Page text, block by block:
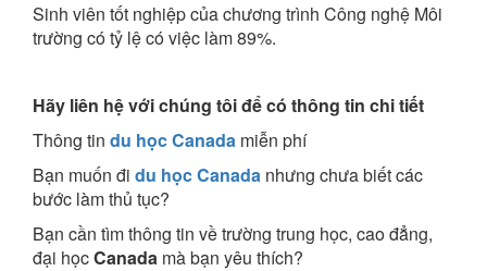
Sinh viên tốt nghiệp của chương trình Công nghệ Môi
trường có tỷ lệ có việc làm 89%.
Hãy liên hệ với chúng tôi để có thông tin chi tiết
Thông tin du học Canada miễn phí
Bạn muốn đi du học Canada nhưng chưa biết các
bước làm thủ tục?
Bạn cần tìm thông tin về trường trung học, cao đẳng,
đại họcCanada mà bạn yêu thích?